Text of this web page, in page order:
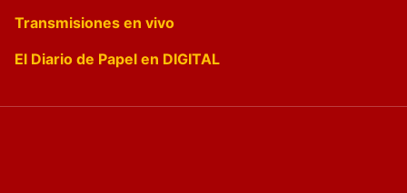
Transmisiones en vivo
El Diario de Papel en DIGITAL